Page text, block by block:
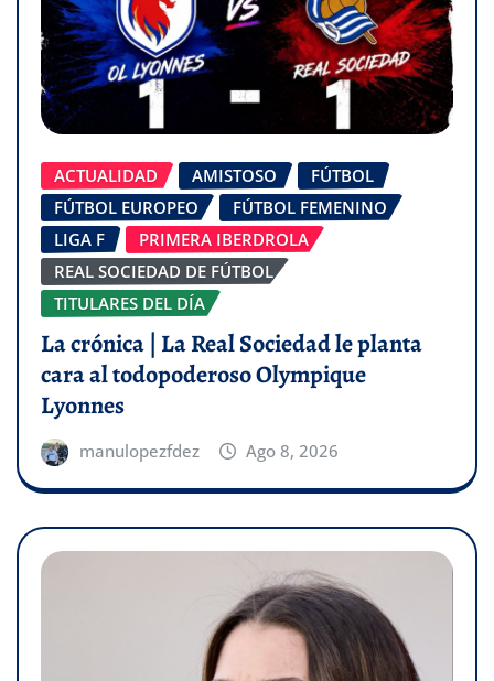
ACTUALIDAD AMISTOSO
FÚTBOL
FÚTBOL EUROPEO
FÚTBOL FEMENINO
LIGA F
PRIMERA IBERDROLA
REAL SOCIEDAD DE FÚTBOL
TITULARES DEL DÍA
La crónica | La Real Sociedad le planta
cara al todopoderoso Olympique
Lyonnes
manulopezfdez Ago 8, 2026